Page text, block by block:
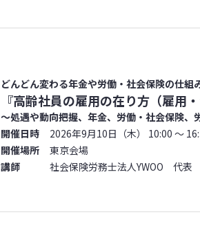
どんどん変わる年金や労働・社会保険の仕
『高齢社員の雇用の在り方（雇用
～処遇や動向把握、年金、労働・社会保険
開催日時
2026年9月10日（木） 10:00 ～
開催場所
東京会場
講師
社会保険労務士法人YWOO 代